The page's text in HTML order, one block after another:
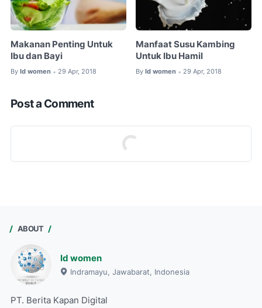
Makanan Penting Untuk
Ibu dan Bayi
By Id women • 29 Apr, 2018
Manfaat Susu Kambing
Untuk Ibu Hamil
By Id women • 29 Apr, 2018
Post a Comment
ABOUT
Id women
Indramayu, Jawabarat, Indonesia
PT. Berita Kapan Digital